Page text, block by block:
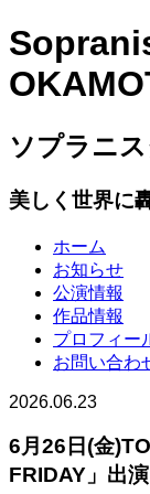
ソプラニ
美しく世界に
ホーム
お知らせ
公演情報
作品情報
プロフィー
お問い合わ
2026.06.23
6月26日(金
FRIDAY」出演